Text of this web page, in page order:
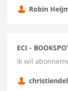
Robin
ECI -
Ik wil